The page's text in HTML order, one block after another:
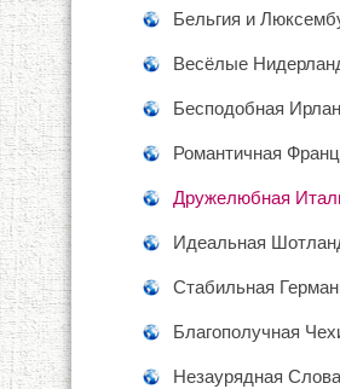
Бельгия и
Весёлые
Бесподобная
Романтичная
Дружелюбная
Идеальная
Стабильная
Благополучная
Незаурядная